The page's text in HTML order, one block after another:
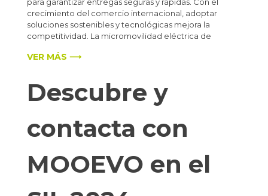
crecimiento del comercio internacional, adoptar
soluciones sostenibles y tecnológicas mejora la
competitividad. La micromovilidad eléctrica de
VER MÁS ⟶
Descubre y
contacta con
MOOEVO en el